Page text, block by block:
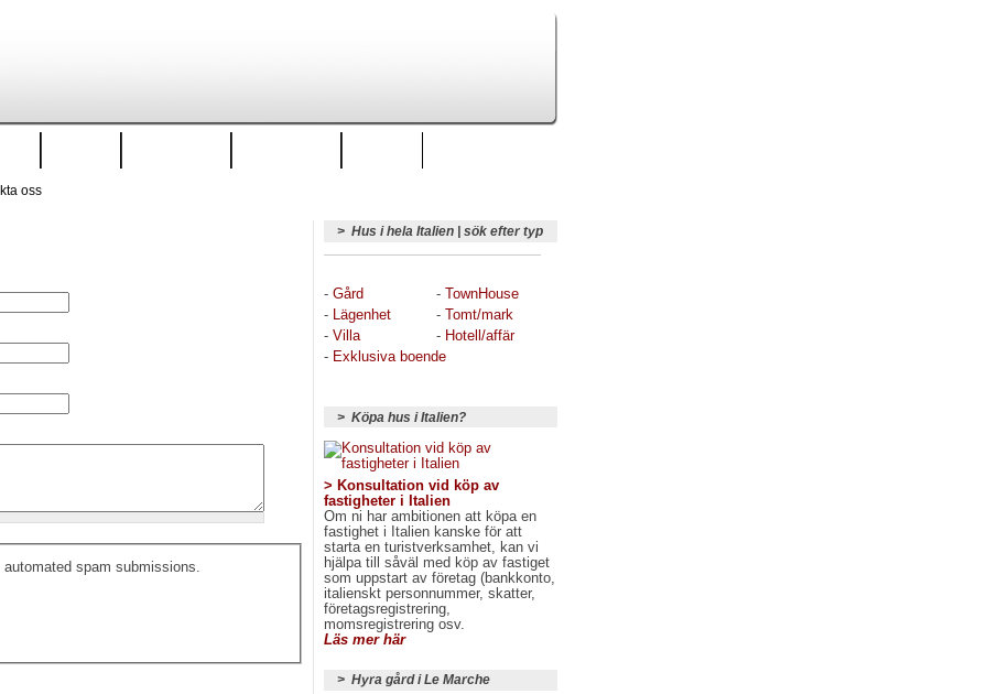
oss
spam submissions.
> Hus i hela Italien | sök efter typ
- Gård - TownHouse
- Lägenhet - Tomt/mark
- Villa - Hotell/affär
- Exklusiva boende
> Köpa hus i Italien?
> Konsultation vid köp av
fastigheter i Italien
Om ni har ambitionen att köpa en
fastighet i Italien kanske för att
starta en turistverksamhet, kan vi
hjälpa till såväl med köp av fastiget
som uppstart av företag (bankkonto,
italienskt personnummer, skatter,
företagsregistrering,
momsregistrering osv.
Läs mer här
> Hyra gård i Le Marche